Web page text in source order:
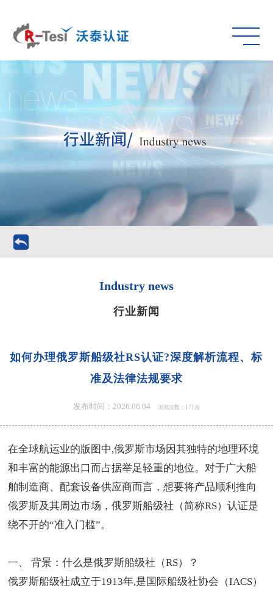
Industry news
行业新闻
如何办理俄罗斯船级社RS认证?深度解析流程、标
准及法律法规要求
发布时间：2026.06.04 浏览次数：171次
在全球航运业的版图中,俄罗斯市场因其独特的地理环境
和丰富的能源出口而占据举足轻重的地位。对于广大船
舶制造商、配套设备供应商而言，想要将产品顺利推向
俄罗斯及其周边市场，俄罗斯船级社（简称RS）认证是
绕不开的“准入门槛”。
一、 背景：什么是俄罗斯船级社 （RS）？
俄罗斯船级社成立于1913年,是国际船级社协会（IACS）